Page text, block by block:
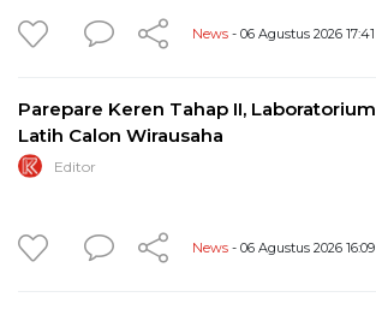
News - 06 Agustus 2026 17:41
Parepare Keren Tahap II, Laboratorium
Latih Calon Wirausaha
Editor
News - 06 Agustus 2026 16:09